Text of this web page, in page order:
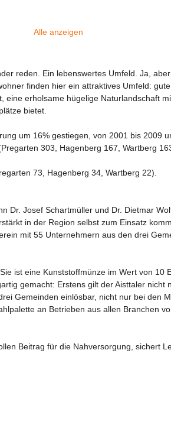
Alle anzeigen
reden. Ein lebenswertes Umfeld. Ja,
finden hier ein attraktives Umfeld:
erholsame hügelige Naturlandschaft
bietet.
um 16% gestiegen, von 2001 bis 2009
303, Hagenberg 167, Wartberg
73, Hagenberg 34, Wartberg 22).
Dr. Josef Schartmüller und Dr. Dietmar
in der Region selbst zum Einsatz
mit 55 Unternehmern aus den drei
ist eine Kunststoffmünze im Wert von 10
gemacht: Erstens gilt der Aisttaler
Gemeinden einlösbar, nicht nur bei den
an Betrieben aus allen Branchen
Beitrag für die Nahversorgung, sichert